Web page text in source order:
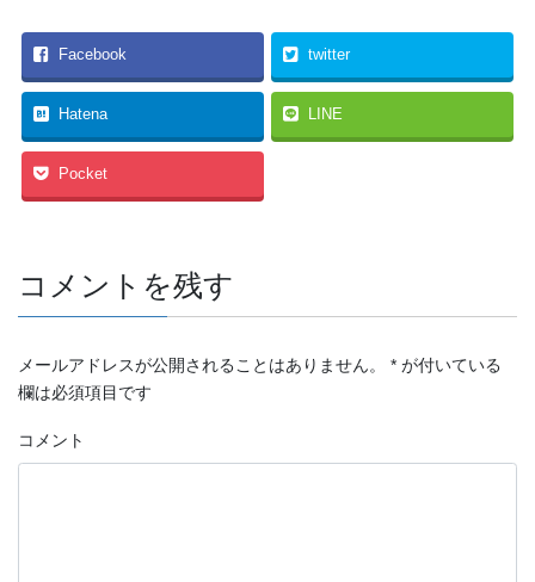
Facebook twitter
Hatena LINE
Pocket
コメントを残す
メールアドレスが公開されることはありません。 * が付いている
欄は必須項目です
コメント